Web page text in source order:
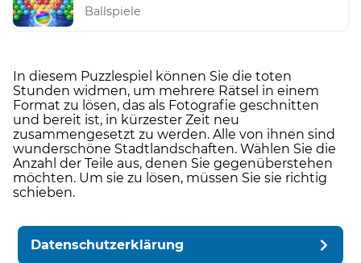
Ballspiele
In diesem Puzzlespiel können Sie die toten
Stunden widmen, um mehrere Rätsel in einem
Format zu lösen, das als Fotografie geschnitten
und bereit ist, in kürzester Zeit neu
zusammengesetzt zu werden. Alle von ihnen sind
wunderschöne Stadtlandschaften. Wählen Sie die
Anzahl der Teile aus, denen Sie gegenüberstehen
möchten. Um sie zu lösen, müssen Sie sie richtig
schieben.
Datenschutzerklärung